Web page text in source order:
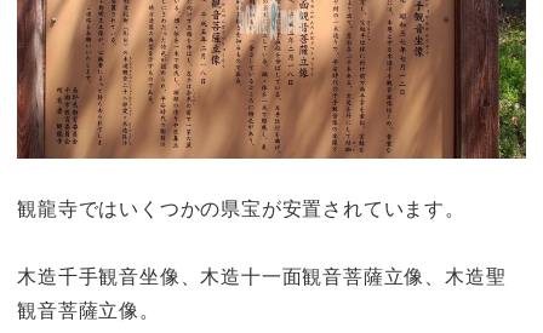
観龍寺ではいくつかの県宝が安置されています。
木造千手観音坐像、木造十一面観音菩薩立像、木造聖
観音菩薩立像。